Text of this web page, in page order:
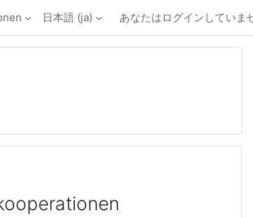
日本語 ‎(ja)‎ あなたはログインしていま